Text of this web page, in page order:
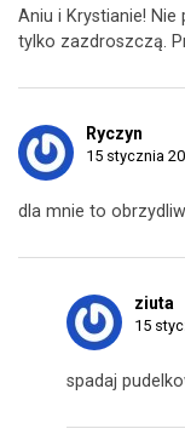
Aniu i Krystianie!
tylko zazdroszczą.
Ryczyn
15 stycznia
dla mnie to
ziuta
15
spadaj